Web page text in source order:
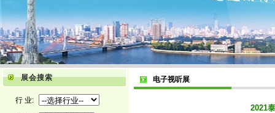
展会搜索
行 业:
电子视听展
2021